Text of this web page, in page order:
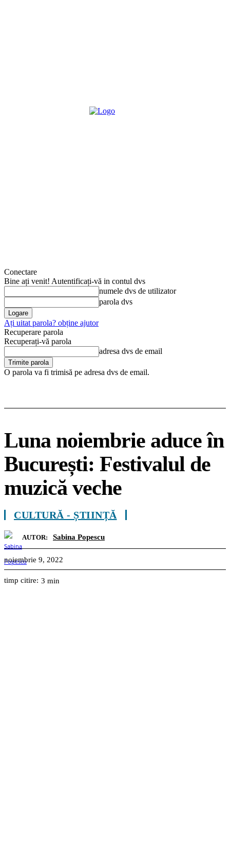
Conectare
Bine ați venit! Autentificați-vă in contul dvs
numele dvs de utilizator
parola dvs
Ați uitat parola? obține ajutor
Recuperare parola
Recuperați-vă parola
adresa dvs de email
O parola va fi trimisă pe adresa dvs de email.
Luna noiembrie aduce în
București: Festivalul de
muzică veche
CULTURĂ - ȘTIINȚĂ
AUTOR: Sabina Popescu
noiembrie 9, 2022
timp citire: 3 min